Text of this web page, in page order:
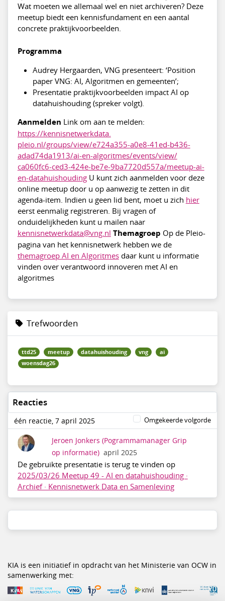
Wat moeten we allemaal wel en niet archiveren? Deze
meetup biedt een kennisfundament en een aantal
concrete praktijkvoorbeelden.
Programma
Audrey Hergaarden, VNG presenteert: ‘Position
paper VNG: AI, Algoritmen en gemeenten’;
Presentatie praktijkvoorbeelden impact AI op
datahuishouding (spreker volgt).
Aanmelden Link om aan te melden:
https://kennisnetwerkdata.
pleio.nl/groups/view/e724a355-a0e8-41ed-b436-
adad74da1913/ai-en-algoritmes/events/view/
ca060fc6-ced3-424e-be7e-9ba7720d557a/meetup-ai-
en-datahuishoudingU kunt zich aanmelden voor deze
online meetup door u op aanwezig te zetten in dit
agenda-item. Indien u geen lid bent, moet u zich hier
eerst eenmalig registreren. Bij vragen of
onduidelijkheden kunt u mailen naar
kennisnetwerkdata@vng.nl Themagroep Op de Pleio-
pagina van het kennisnetwerk hebben we de
themagroep AI en Algoritmesdaar kunt u informatie
vinden over verantwoord innoveren met AI en
algoritmes
Trefwoorden
ttd25 meetup datahuishouding vng
ai
woensdag26
Reacties
één reactie, 7 april 2025 Omgekeerde volgorde
Jeroen Jonkers (Pogrammamanager Grip
op informatie) april 2025
De gebruikte presentatie is terug te vinden op
2025/03/26 Meetup 49 - AI en datahuishouding ·
Archief · Kennisnetwerk Data en Samenleving
KIA is een initiatief in opdracht van het Ministerie van OCW in
samenwerking met: